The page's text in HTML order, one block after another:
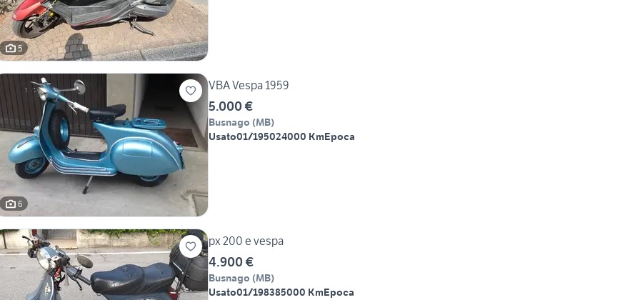
5
6
VBA Vespa 1959
5.000 €
Busnago (MB)
Usato01/195024000 KmEpoca
px 200 e vespa
4.900 €
Busnago (MB)
Usato01/198385000 KmEpoca